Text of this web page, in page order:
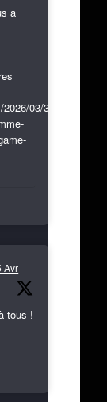
a
03/31/exclusif-
Avr
tous !